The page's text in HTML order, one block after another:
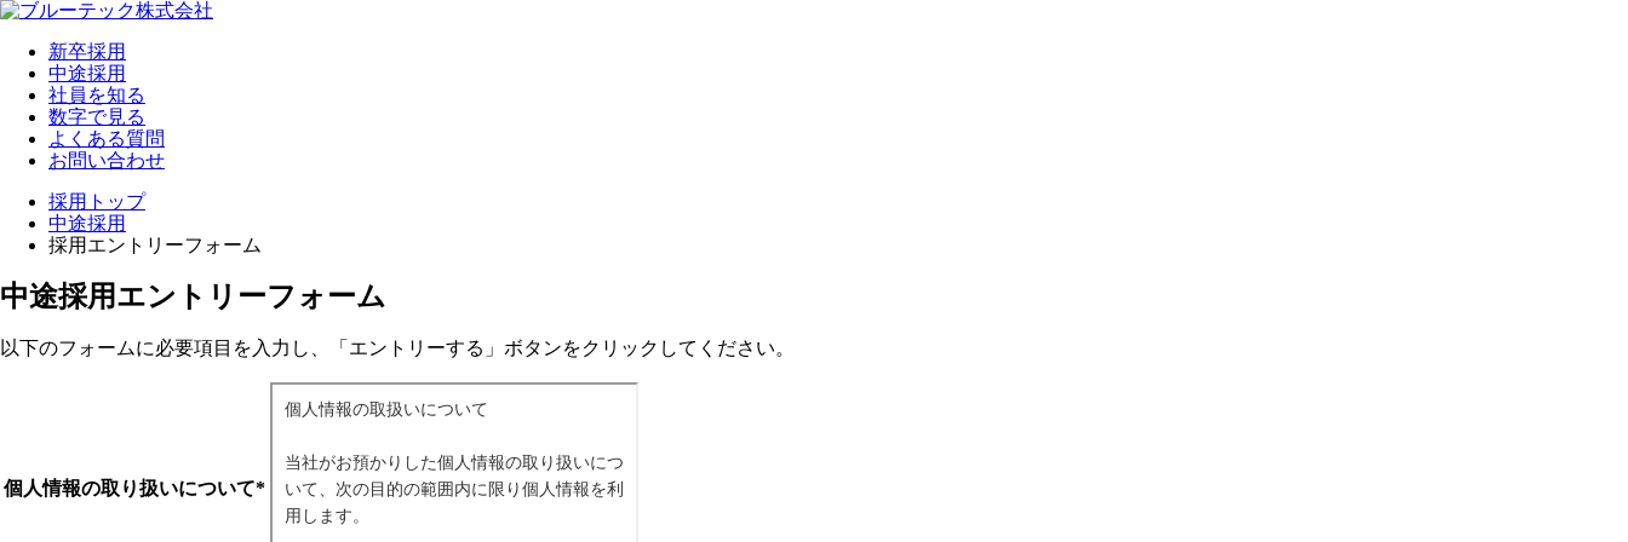
新卒採用
中途採用
社員を知る
数字で見る
よくある質問
お問い合わせ
採用トップ
中途採用
採用エントリーフォーム
中途採用エントリーフォーム
以下のフォームに必要項目を入力し、「エントリーする」ボタンをクリックしてください。
個人情報の取り扱いについて*